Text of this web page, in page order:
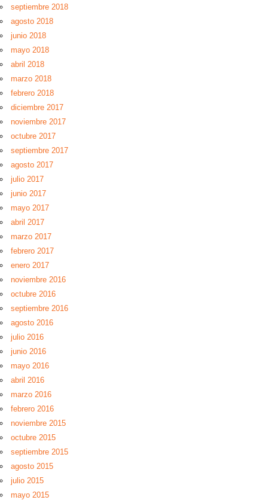
septiembre 2018
agosto 2018
junio 2018
mayo 2018
abril 2018
marzo 2018
febrero 2018
diciembre 2017
noviembre 2017
octubre 2017
septiembre 2017
agosto 2017
julio 2017
junio 2017
mayo 2017
abril 2017
marzo 2017
febrero 2017
enero 2017
noviembre 2016
octubre 2016
septiembre 2016
agosto 2016
julio 2016
junio 2016
mayo 2016
abril 2016
marzo 2016
febrero 2016
noviembre 2015
octubre 2015
septiembre 2015
agosto 2015
julio 2015
mayo 2015